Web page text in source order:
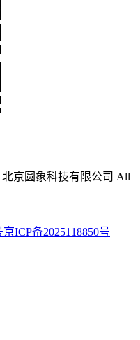
北京圆象科技有限公司 All
京ICP备2025118850号